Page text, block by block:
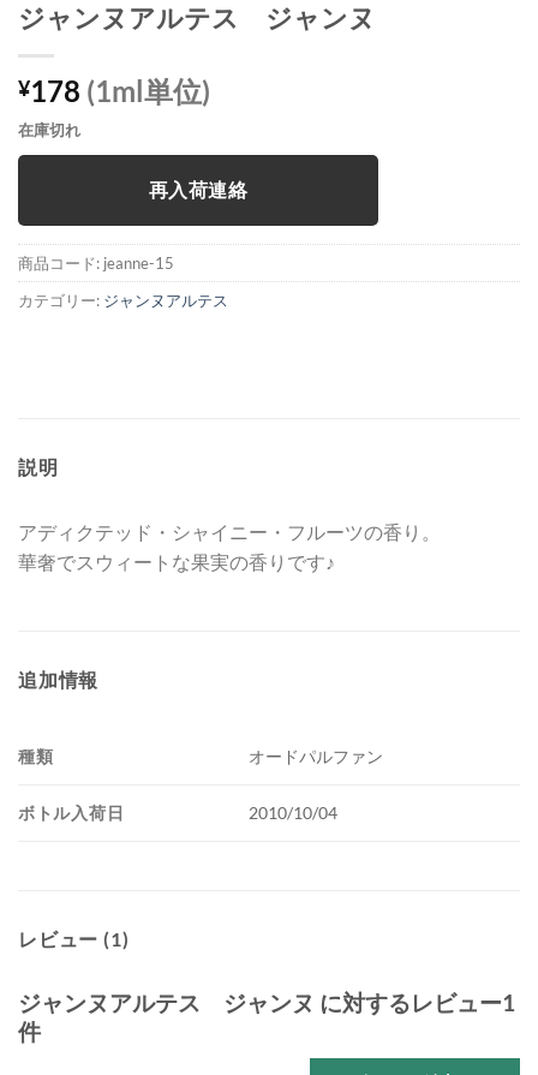
ジャンヌアルテス ジャンヌ
¥178 (1ml単位)
在庫切れ
再入荷連絡
商品コード: jeanne-15
カテゴリー: ジャンヌアルテス
説明
アディクテッド・シャイニー・フルーツの香り。
華奢でスウィートな果実の香りです♪
追加情報
種類 オードパルファン
ボトル入荷日 2010/10/04
レビュー (1)
ジャンヌアルテス ジャンヌ に対するレビュー1
件